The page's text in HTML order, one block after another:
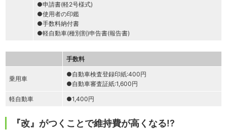
●申請書(軽2号様式)
●使用者の印鑑
●手数料納付書
●軽自動車(種別割)申告書(報告書)
手数料
乗用車
●自動車検査登録印紙:400円
●自動車審査証紙:1,600円
軽自動車
●1,400円
『改』がつくことで維持費が高くなる!?